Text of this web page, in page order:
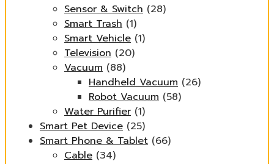
Sensor & Switch (28)
Smart Trash (1)
Smart Vehicle (1)
Television (20)
Vacuum (88)
Handheld Vacuum (26)
Robot Vacuum (58)
Water Purifier (1)
Smart Pet Device (25)
Smart Phone & Tablet (66)
Cable (34)